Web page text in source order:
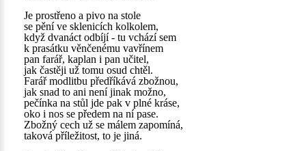
Je prostřeno a pivo na stole
se pění ve sklenicích kolkolem,
když dvanáct odbíjí - tu vchází sem
k prasátku věnčenému vavřínem
pan farář, kaplan i pan učitel,
jak častěji už tomu osud chtěl.
Farář modlitbu předříkává zbožnou,
jak snad to ani není jinak možno,
pečínka na stůl jde pak v plné kráse,
oko i nos se předem na ní pase.
Zbožný cech už se málem zapomíná,
taková příležitost, to je jiná.